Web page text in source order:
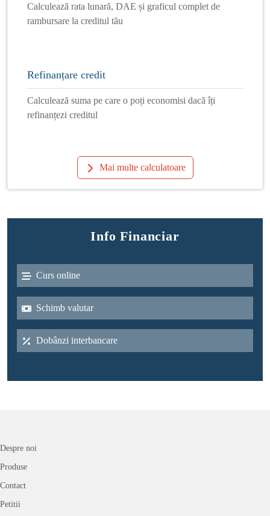
Calculează rata lunară, DAE și graficul complet de
rambursare la creditul tău
Refinanțare credit
Calculează suma pe care o poți economisi dacă îți
refinanțezi creditul
Mai multe calculatoare
Info Financiar
Curs online
Schimb valutar
Dobânzi interbancare
Despre noi
Produse
Contact
Petitii